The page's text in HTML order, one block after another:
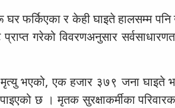
फर्किएका र केही घाइते हालसम्म
प्राप्त गरेको विवरणअनुसार
मृत्यु भएको, एक हजार ३७९ जना
छ । मृतक सुरक्षाकर्मीका